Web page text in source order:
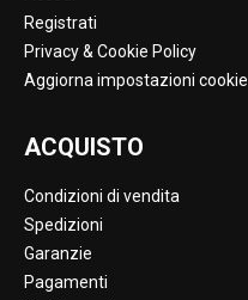
Registrati
Privacy & Cookie Policy
Aggiorna impostazioni cookie
ACQUISTO
Condizioni di vendita
Spedizioni
Garanzie
Pagamenti